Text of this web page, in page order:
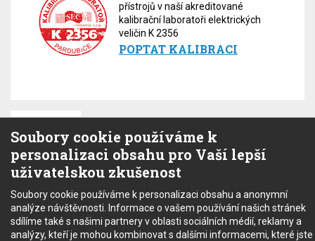
přístrojů v naší akreditované
kalibrační laboratoři elektrických
veličin K 2356
POPTAT KALIBRACI
produktu
ke stažení
se
RLC můstek, základní přesnost 0,05%; měření ve frekv.
rozsahu 20Hz až 200kHz; měření L, C, |Z|, R, X, |Y|, G, B, D,
Q, Q, Δ M, N; 12 krát za sekundu; paralelní a sériový mód;
nastavitelné předpětí pro měření kondenzátorů 40V; měření
transformátorů; USB a RS232 v zákl. vybavení; GPIB na
Soubory cookie používáme k
personalizaci obsahu pro Vaší lepší
uživatelskou zkušenost
Soubory cookie používáme k personalizaci obsahu a anonymní
analýze návštěvnosti. Informace o vašem používání našich stránek
sdílíme také s našimi partnery v oblasti sociálních médií, reklamy a
analýzy, kteří je mohou kombinovat s dalšími informacemi, které jste